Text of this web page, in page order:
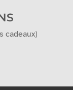
cadeaux)